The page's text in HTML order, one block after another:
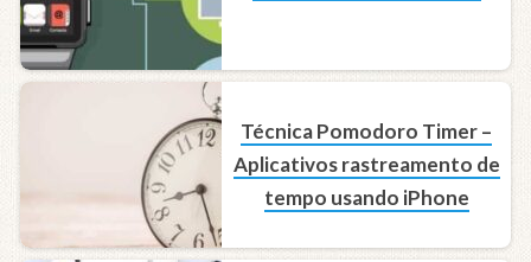
Técnica Pomodoro Timer –
Aplicativos rastreamento de
tempo usando iPhone